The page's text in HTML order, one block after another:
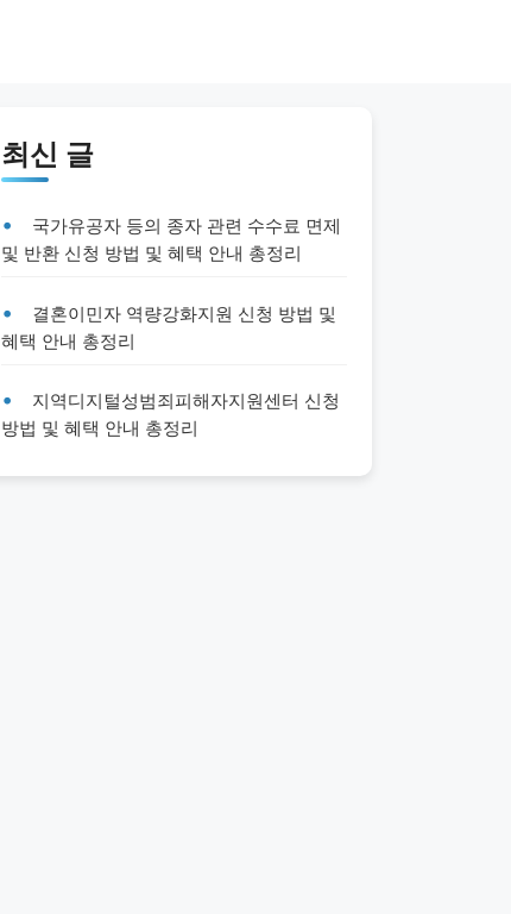
최신 글
국가유공자 등의 종자 관련 수수료 면제
및 반환 신청 방법 및 혜택 안내 총정리
결혼이민자 역량강화지원 신청 방법 및
혜택 안내 총정리
지역디지털성범죄피해자지원센터 신청
방법 및 혜택 안내 총정리